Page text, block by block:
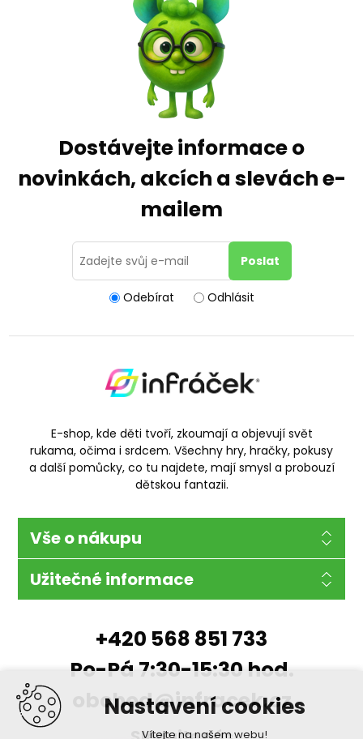
Nastavení cookies
Vítejte na našem webu!
Dostávejte informace o
novinkách, akcích a slevách e-
mailem
Odebírat Odhlásit
E-shop, kde děti tvoří, zkoumají a objevují svět
rukama, očima i srdcem. Všechny hry, hračky, pokusy
a další pomůcky, co tu najdete, mají smysl a probouzí
dětskou fantazii.
Vše o nákupu
Užitečné informace
+420 568 851 733
Po-Pá 7:30-15:30 hod.
obchod@infracek.cz